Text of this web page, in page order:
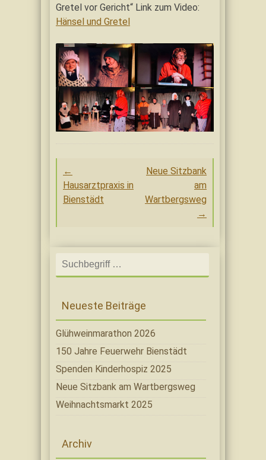
Gretel vor Gericht“ Link zum Video:
Hänsel und Gretel
Post
navigation
←
Hausarztpraxis in
Bienstädt
Neue Sitzbank
am
Wartbergsweg
→
Search
for:
Neueste Beiträge
Glühweinmarathon 2026
150 Jahre Feuerwehr Bienstädt
Spenden Kinderhospiz 2025
Neue Sitzbank am Wartbergsweg
Weihnachtsmarkt 2025
Archiv